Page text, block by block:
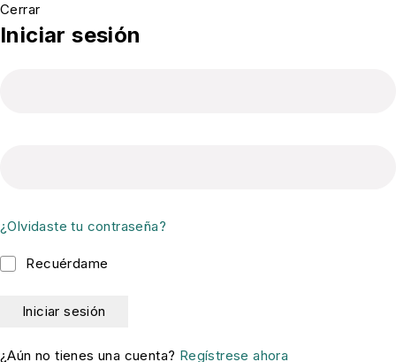
Cerrar
Iniciar sesión
¿Olvidaste tu contraseña?
Recuérdame
¿Aún no tienes una cuenta? Regístrese ahora